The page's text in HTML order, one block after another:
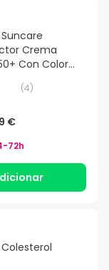
Crema
Con Color
(4)
€
72h